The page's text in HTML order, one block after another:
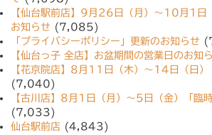
【仙台駅前店】9月26日（月）〜10月1日
お知らせ (7,085)
「プライバシーポリシー」更新のお知らせ
【仙台っ子 全店】お盆期間の営業日のお知
【花京院店】8月11日（木）〜14日（日）
(7,040)
【古川店】8月1日（月）〜5日（金）「臨
(7,033)
仙台駅前店 (4,843)